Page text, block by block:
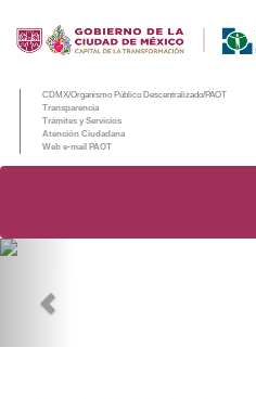
CDMX/Organismo Público Descentralizado/PAOT
Transparencia
Trámites y Servicios
Atención Ciudadana
Web e-mail PAOT